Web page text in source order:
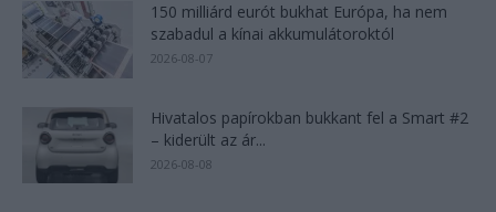
150 milliárd eurót bukhat Európa, ha nem
szabadul a kínai akkumulátoroktól
2026-08-07
Hivatalos papírokban bukkant fel a Smart #2
– kiderült az ár...
2026-08-08